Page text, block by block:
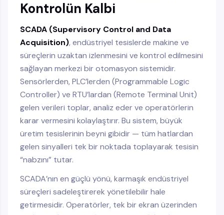
Kontrolün Kalbi
SCADA (Supervisory Control and Data
Acquisition), endüstriyel tesislerde makine ve
süreçlerin uzaktan izlenmesini ve kontrol edilmesini
sağlayan merkezi bir otomasyon sistemidir.
Sensörlerden, PLC’lerden (Programmable Logic
Controller) ve RTU’lardan (Remote Terminal Unit)
gelen verileri toplar, analiz eder ve operatörlerin
karar vermesini kolaylaştırır. Bu sistem, büyük
üretim tesislerinin beyni gibidir — tüm hatlardan
gelen sinyalleri tek bir noktada toplayarak tesisin
“nabzını” tutar.
SCADA’nın en güçlü yönü, karmaşık endüstriyel
süreçleri sadeleştirerek yönetilebilir hale
getirmesidir. Operatörler, tek bir ekran üzerinden